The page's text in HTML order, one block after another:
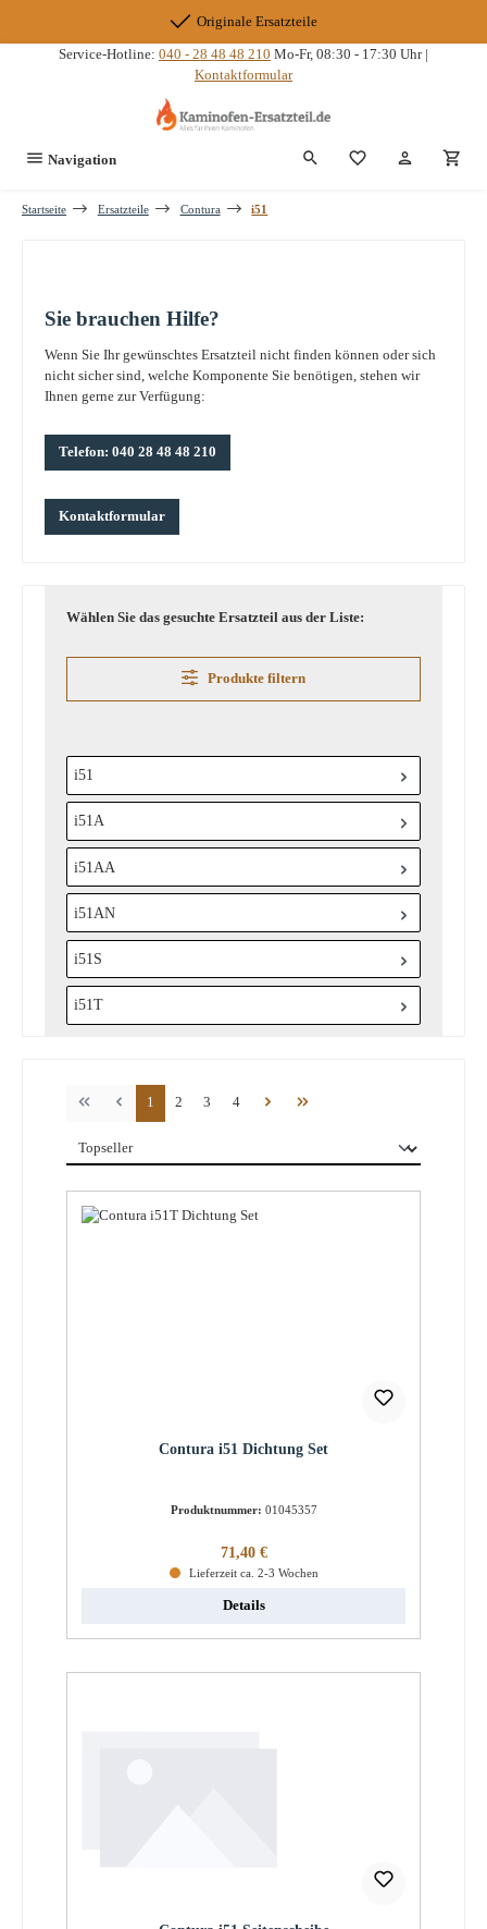
Originale Ersatzteile
Service-Hotline: 040 - 28 48 48 210 Mo-Fr, 08:30 - 17:30 Uhr |
Kontaktformular
Navigation Du hast 0
Startseite Ersatzteile Contura i51
Sie brauchen Hilfe?
Wenn Sie Ihr gewünschtes Ersatzteil nicht finden können oder sich
nicht sicher sind, welche Komponente Sie benötigen, stehen wir
Ihnen gerne zur Verfügung:
Telefon: 040 28 48 48 210
Kontaktformular
Wählen Sie das gesuchte Ersatzteil aus der Liste:
Produkte filtern
i51
i51A
i51AA
i51AN
i51S
i51T
Seite
1 Seite
2 Seite
3 Seite
4
Contura i51 Dichtung Set
Produktnummer: 01045357
Regulärer Preis:
71,40 €
Lieferzeit ca. 2-3 Wochen
Details